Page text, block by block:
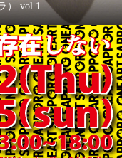
） vol.1